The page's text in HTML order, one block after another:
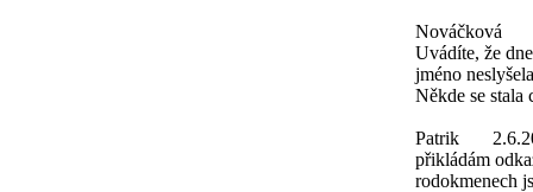
Nováčková
Uvádíte, že
jméno
Někde se stala
Patrik
přikládám
rodokmenech